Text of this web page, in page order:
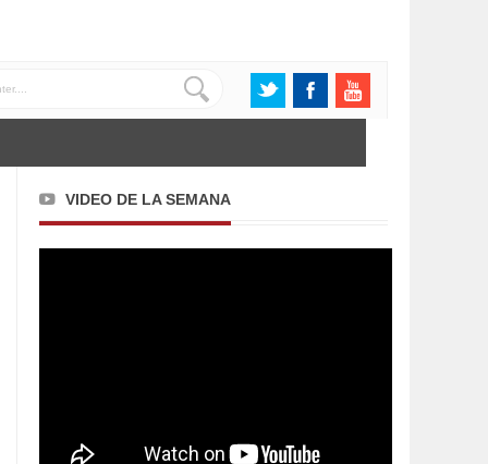
VIDEO DE LA SEMANA